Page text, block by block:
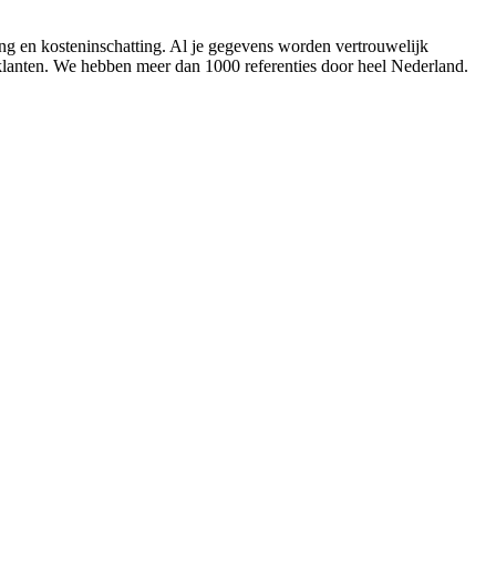
en kosteninschatting. Al je gegevens worden vertrouwelijk
We hebben meer dan 1000 referenties door heel Nederland.